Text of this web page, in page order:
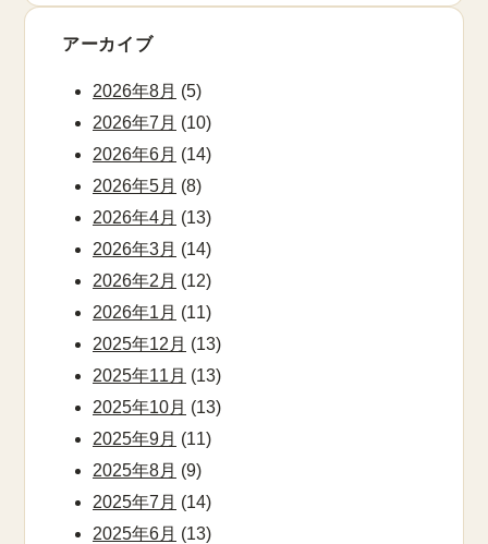
アーカイブ
2026年8月 (5)
2026年7月 (10)
2026年6月 (14)
2026年5月 (8)
2026年4月 (13)
2026年3月 (14)
2026年2月 (12)
2026年1月 (11)
2025年12月 (13)
2025年11月 (13)
2025年10月 (13)
2025年9月 (11)
2025年8月 (9)
2025年7月 (14)
2025年6月 (13)